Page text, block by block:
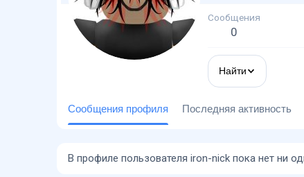
Сообщения
0
Найти
Сообщения профиля Последняя активность
В профиле пользователя iron-nick пока нет ни